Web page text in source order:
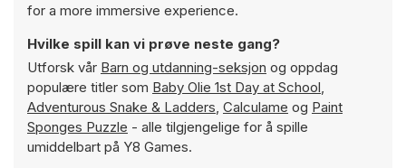
for a more immersive experience.
Hvilke spill kan vi prøve neste gang?
Utforsk vår Barn og utdanning-seksjon og oppdag
populære titler som Baby Olie 1st Day at School,
Adventurous Snake & Ladders, Calculame og Paint
Sponges Puzzle - alle tilgjengelige for å spille
umiddelbart på Y8 Games.